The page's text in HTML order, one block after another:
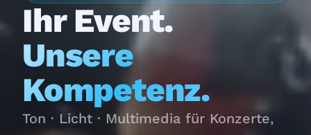
Ihr Event.
Unsere
Kompetenz.
Ton · Licht · Multimedia für Konzerte,